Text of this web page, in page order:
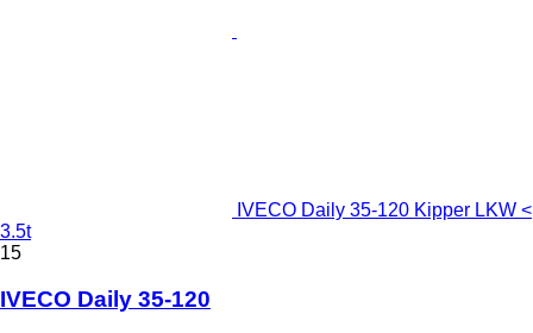
IVECO Daily 35-120 Kipper LKW <
3.5t
15
IVECO Daily 35-120